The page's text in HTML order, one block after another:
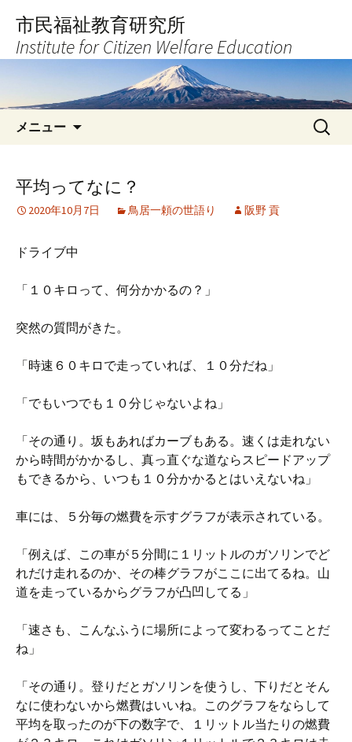
へ
キ
市民福祉教育研究所
Institute for Citizen Welfare Education
メニュー
検
索:
平均ってなに？
2020年10月7日 鳥居一頼の世語り 阪野 貢
ドライブ中
「１０キロって、何分かかるの？」
突然の質問がきた。
「時速６０キロで走っていれば、１０分だね」
「でもいつでも１０分じゃないよね」
「その通り。坂もあればカーブもある。速くは走れない
から時間がかかるし、真っ直ぐな道ならスピードアップ
もできるから、いつも１０分かかるとはいえないね」
車には、５分毎の燃費を示すグラフが表示されている。
「例えば、この車が５分間に１リットルのガソリンでど
れだけ走れるのか、その棒グラフがここに出てるね。山
道を走っているからグラフが凸凹してる」
「速さも、こんなふうに場所によって変わるってことだ
ね」
「その通り。登りだとガソリンを使うし、下りだとそん
なに使わないから燃費はいいね。このグラフをならして
平均を取ったのが下の数字で、１リットル当たりの燃費